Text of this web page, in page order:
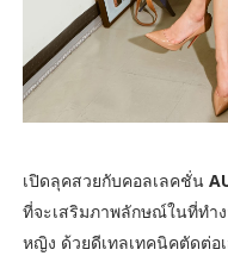
เปิดลุคสวยกับคอลเลคชั่น
ที่จะเสริมภาพลักษณ์ในที่ทำ
หญิง ด้วยดีเทลเทคนิคตัดต่